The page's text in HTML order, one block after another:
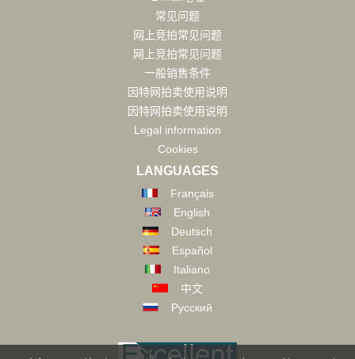
常见问题
网上竞拍常见问题
网上竞拍常见问题
一般销售条件
因特网拍卖使用说明
因特网拍卖使用说明
Legal information
Cookies
LANGUAGES
Français
English
Deutsch
Español
Italiano
中文
Русский